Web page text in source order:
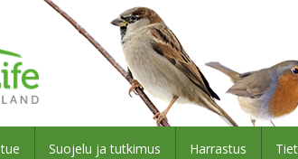
Suojelu ja tutkimus Harrastus